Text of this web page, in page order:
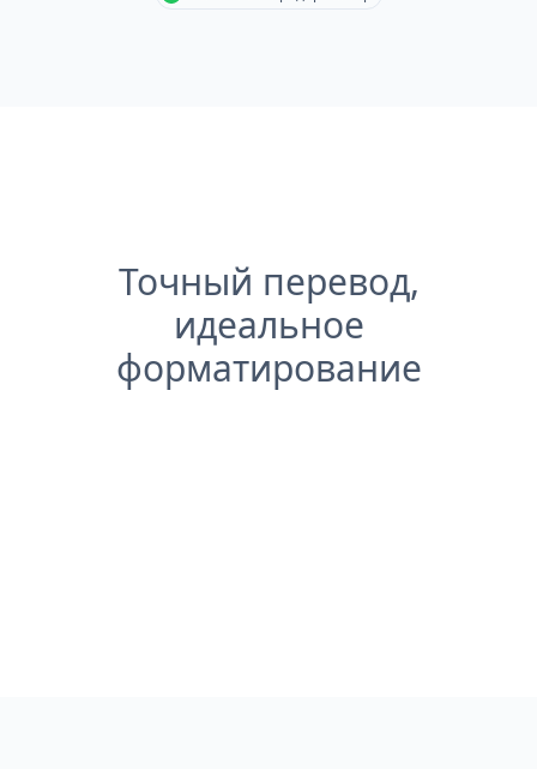
Точный перевод,
идеальное
форматирование